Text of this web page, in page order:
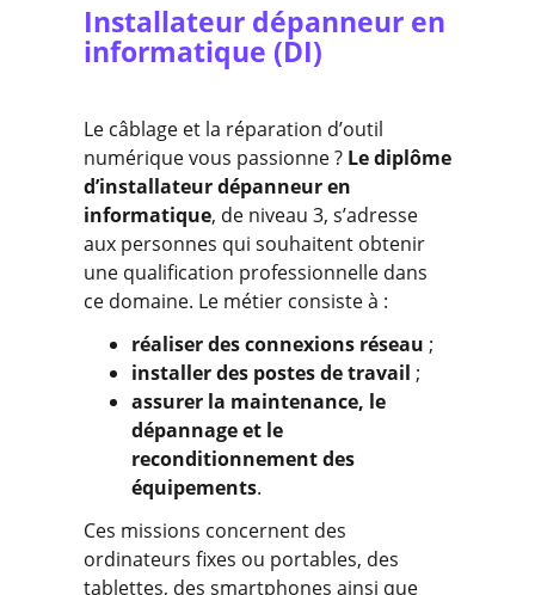
Installateur dépanneur en
informatique (DI)
Le câblage et la réparation d’outil
numérique vous passionne ? Le diplôme
d’installateur dépanneur en
informatique, de niveau 3, s’adresse
aux personnes qui souhaitent obtenir
une qualification professionnelle dans
ce domaine. Le métier consiste à :
réaliser des connexions réseau ;
installer des postes de travail ;
assurer la maintenance, le
dépannage et le
reconditionnement des
équipements.
Ces missions concernent des
ordinateurs fixes ou portables, des
tablettes, des smartphones ainsi que